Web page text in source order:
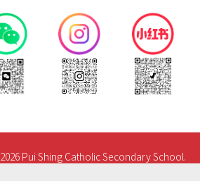
2026 Pui Shing Catholic Secondary School.